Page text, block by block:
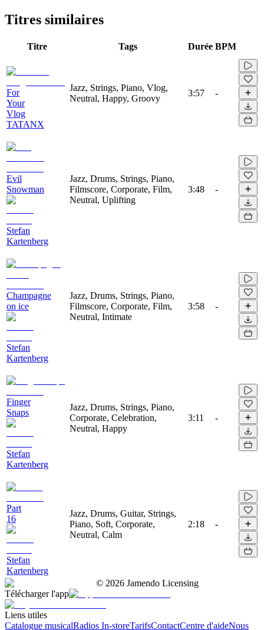
Titres similaires
Titre Tags Durée BPM
For
Your
Vlog
TATANX
Jazz, Strings, Piano, Vlog,
Neutral, Happy, Groovy
3:57 -
Evil
Snowman
Stefan
Kartenberg
Jazz, Drums, Strings, Piano,
Filmscore, Corporate, Film,
Neutral, Uplifting
3:48 -
Champagne
on ice
Stefan
Kartenberg
Jazz, Drums, Strings, Piano,
Filmscore, Corporate, Film,
Neutral, Intimate
3:58 -
Finger
Snaps
Stefan
Kartenberg
Jazz, Drums, Strings, Piano,
Corporate, Celebration,
Neutral, Happy
3:11 -
Part
16
Stefan
Kartenberg
Jazz, Drums, Guitar, Strings,
Piano, Soft, Corporate,
Neutral, Calm
2:18 -
© 2026 Jamendo Licensing
Télécharger l'app
Liens utiles
Catalogue musicalRadios In-storeTarifsContactCentre d'aideNous